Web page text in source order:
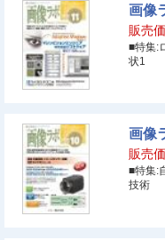
画像
販売
■特集:
状1
画像
販売
■特集:
技術